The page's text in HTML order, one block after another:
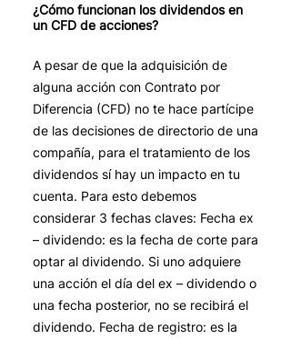
¿Cómo funcionan los dividendos en
un CFD de acciones?
A pesar de que la adquisición de
alguna acción con Contrato por
Diferencia (CFD) no te hace partícipe
de las decisiones de directorio de una
compañía, para el tratamiento de los
dividendos sí hay un impacto en tu
cuenta. Para esto debemos
considerar 3 fechas claves: Fecha ex
– dividendo: es la fecha de corte para
optar al dividendo. Si uno adquiere
una acción el día del ex – dividendo o
una fecha posterior, no se recibirá el
dividendo. Fecha de registro: es la